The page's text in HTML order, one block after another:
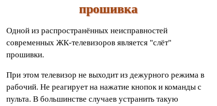
прошивка
Одной из распространённых неисправностей
современных ЖК-телевизоров является "слёт"
прошивки.
При этом телевизор не выходит из дежурного режима в
рабочий. Не реагирует на нажатие кнопок и команды с
пульта. В большинстве случаев устранить такую